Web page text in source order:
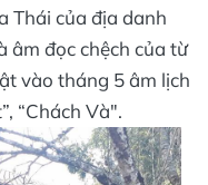
Thái của địa danh
âm đọc chệch của từ
vào tháng 5 âm lịch
“Chách Và".